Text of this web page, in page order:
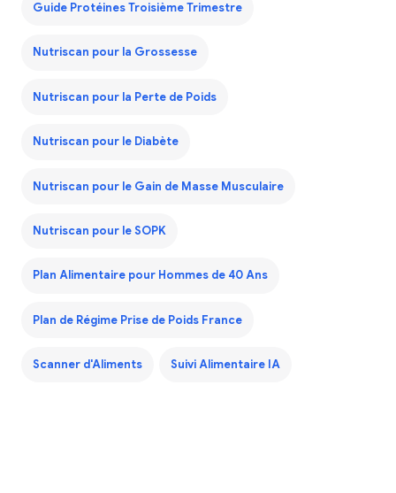
Guide Protéines Troisième Trimestre
Nutriscan pour la Grossesse
Nutriscan pour la Perte de Poids
Nutriscan pour le Diabète
Nutriscan pour le Gain de Masse Musculaire
Nutriscan pour le SOPK
Plan Alimentaire pour Hommes de 40 Ans
Plan de Régime Prise de Poids France
Scanner d'Aliments Suivi Alimentaire IA